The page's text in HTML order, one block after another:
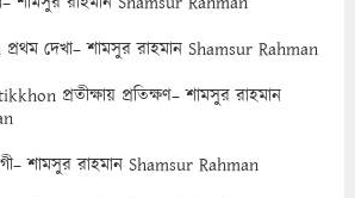
দেখা– শামসুর রাহমান Shamsur Rahman
প্রতীক্ষায় প্রতিক্ষণ– শামসুর রাহমান
শামসুর রাহমান Shamsur Rahman